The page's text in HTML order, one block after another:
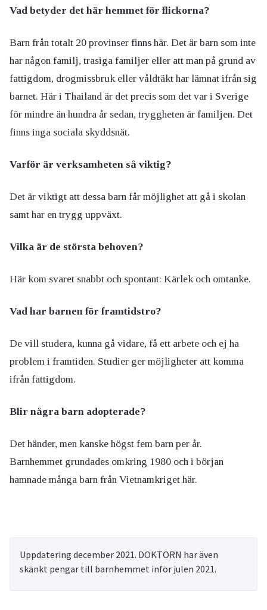
Vad betyder det här hemmet för flickorna?
Barn från totalt 20 provinser finns här. Det är barn som inte
har någon familj, trasiga familjer eller att man på grund av
fattigdom, drogmissbruk eller våldtäkt har lämnat ifrån sig
barnet. Här i Thailand är det precis som det var i Sverige
för mindre än hundra år sedan, tryggheten är familjen. Det
finns inga sociala skyddsnät.
Varför är verksamheten så viktig?
Det är viktigt att dessa barn får möjlighet att gå i skolan
samt har en trygg uppväxt.
Vilka är de största behoven?
Här kom svaret snabbt och spontant: Kärlek och omtanke.
Vad har barnen för framtidstro?
De vill studera, kunna gå vidare, få ett arbete och ej ha
problem i framtiden. Studier ger möjligheter att komma
ifrån fattigdom.
Blir några barn adopterade?
Det händer, men kanske högst fem barn per år.
Barnhemmet grundades omkring 1980 och i början
hamnade många barn från Vietnamkriget här.
Uppdatering december 2021. DOKTORN har även
skänkt pengar till barnhemmet inför julen 2021.